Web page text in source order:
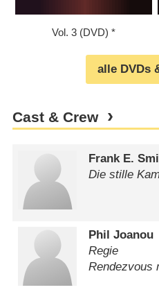
Vol. 3 (DVD)
alle DVDs
Cast & Crew
Frank E.
Die stille
Phil Joanou
Regie
Rendezvous